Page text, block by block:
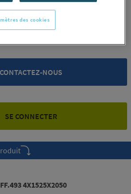
CONTACTEZ-NOUS
SE CONNECTER
4X1525X2050
des cookies